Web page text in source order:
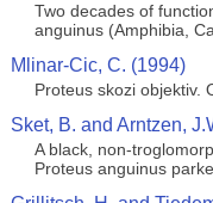
Two decades of
anguinus (Amphibia,
Mlinar-Cic, C. (1994)
Proteus skozi objektiv.
Sket, B. and Arntzen,
A black, non-
Proteus anguinus